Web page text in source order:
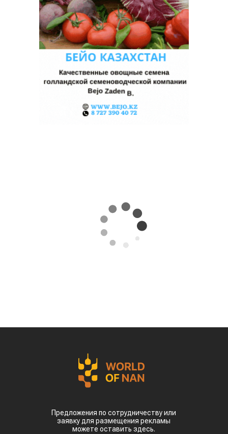
Предложения по сотрудничеству или
заявку для размещения рекламы
можете оставить здесь.